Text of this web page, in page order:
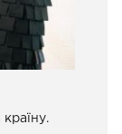
країну.